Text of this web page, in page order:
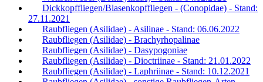
Dickkopffliegen/Blasenkopffliegen - (Conopidae) - Stand:
27.11.2021
Raubfliegen (Asilidae) - Asilinae - Stand: 06.06.2022
Raubfliegen (Asilidae) - Brachyrhopalinae
Raubfliegen (Asilidae) - Dasypogoniae
Raubfliegen (Asilidae) - Dioctriinae - Stand: 21.01.2022
Raubfliegen (Asilidae) - Laphriinae - Stand: 10.12.2021